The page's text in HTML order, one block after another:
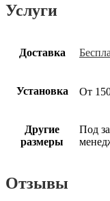
Услуги
Доставка
Установка От
Другие
размеры
Под
Отзывы